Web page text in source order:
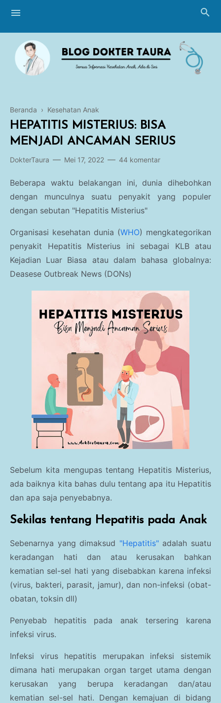
Blogging
Breastfeeding
Perawatan Bayi
Imunisasi
Tumbuh Kembang
Traveling Story
Gaya Hidup
Haji dan Umroh
Kesehatan Anak
Beranda › Kesehatan Anak
HEPATITIS MISTERIUS: BISA
MENJADI ANCAMAN SERIUS
DokterTaura Mei 17, 2022 44 komentar
Beberapa waktu belakangan ini, dunia dihebohkan
dengan munculnya suatu penyakit yang populer
dengan sebutan "Hepatitis Misterius"
Organisasi kesehatan dunia (WHO) mengkategorikan
penyakit Hepatitis Misterius ini sebagai KLB atau
Kejadian Luar Biasa atau dalam bahasa globalnya:
Deasese Outbreak News (DONs)
Sebelum kita mengupas tentang Hepatitis Misterius,
ada baiknya kita bahas dulu tentang apa itu Hepatitis
dan apa saja penyebabnya.
Sekilas tentang Hepatitis pada Anak
Sebenarnya yang dimaksud "Hepatitis"adalah suatu
keradangan hati dan atau kerusakan bahkan
kematian sel-sel hati yang disebabkan karena infeksi
(virus, bakteri, parasit, jamur), dan non-infeksi (obat-
obatan, toksin dll)
Penyebab hepatitis pada anak tersering karena
infeksi virus.
Infeksi virus hepatitis merupakan infeksi sistemik
dimana hati merupakan organ target utama dengan
kerusakan yang berupa keradangan dan/atau
kematian sel-sel hati. Dengan kemajuan di bidang